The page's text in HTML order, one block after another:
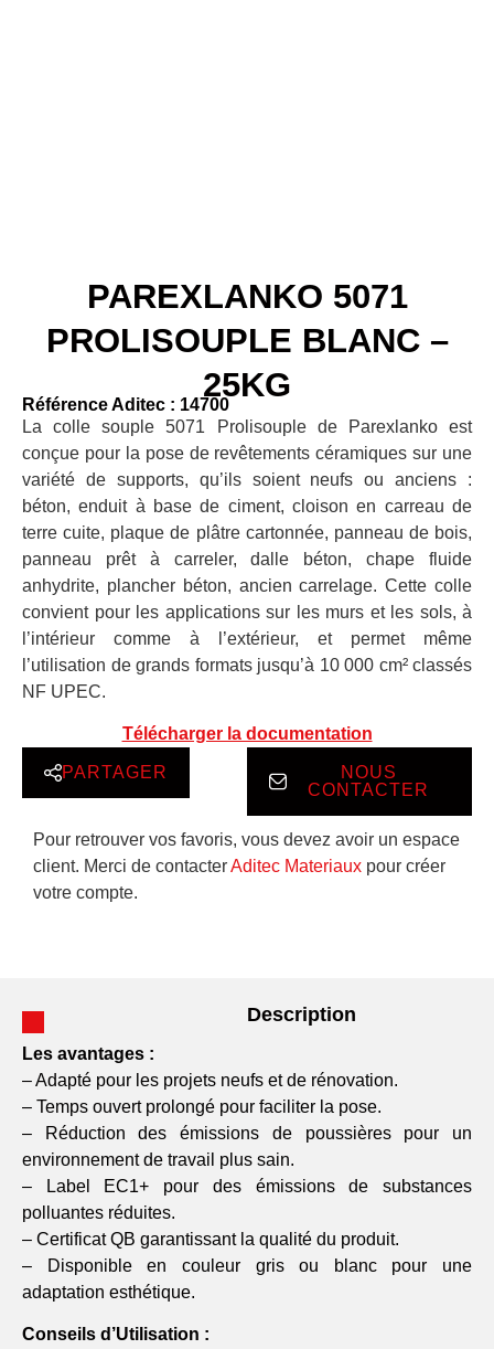
PAREXLANKO 5071
PROLISOUPLE BLANC –
25KG
Référence Aditec : 14700
La colle souple 5071 Prolisouple de Parexlanko est
conçue pour la pose de revêtements céramiques sur une
variété de supports, qu’ils soient neufs ou anciens :
béton, enduit à base de ciment, cloison en carreau de
terre cuite, plaque de plâtre cartonnée, panneau de bois,
panneau prêt à carreler, dalle béton, chape fluide
anhydrite, plancher béton, ancien carrelage. Cette colle
convient pour les applications sur les murs et les sols, à
l’intérieur comme à l’extérieur, et permet même
l’utilisation de grands formats jusqu’à 10 000 cm² classés
NF UPEC.
Télécharger la documentation
PARTAGER
NOUS
CONTACTER
Pour retrouver vos favoris, vous devez avoir un espace
client. Merci de contacterAditec Materiaux pour créer
votre compte.
Description
Les avantages :
– Adapté pour les projets neufs et de rénovation.
– Temps ouvert prolongé pour faciliter la pose.
– Réduction des émissions de poussières pour un
environnement de travail plus sain.
– Label EC1+ pour des émissions de substances
polluantes réduites.
– Certificat QB garantissant la qualité du produit.
– Disponible en couleur gris ou blanc pour une
adaptation esthétique.
Conseils d’Utilisation :